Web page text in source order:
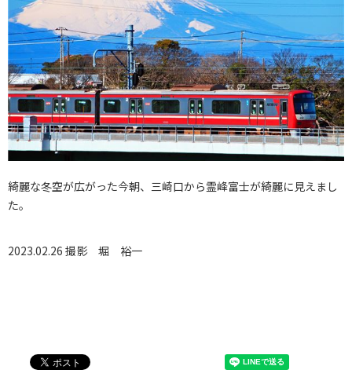
綺麗な冬空が広がった今朝、三崎口から霊峰富士が綺麗に見えまし
た。
2023.02.26 撮影 堀 裕一